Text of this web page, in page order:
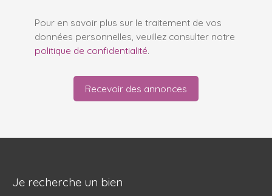
Pour en savoir plus sur le traitement de vos
données personnelles, veuillez consulter notre
politique de confidentialité.
Recevoir des annonces
Je recherche un bien